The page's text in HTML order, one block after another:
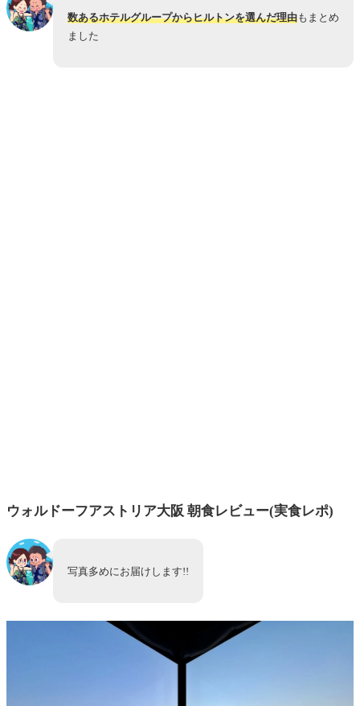
数あるホテルグループからヒルトンを選んだ理由もまとめ
ました
ウォルドーフアストリア大阪 朝食レビュー(実食レポ)
写真多めにお届けします!!